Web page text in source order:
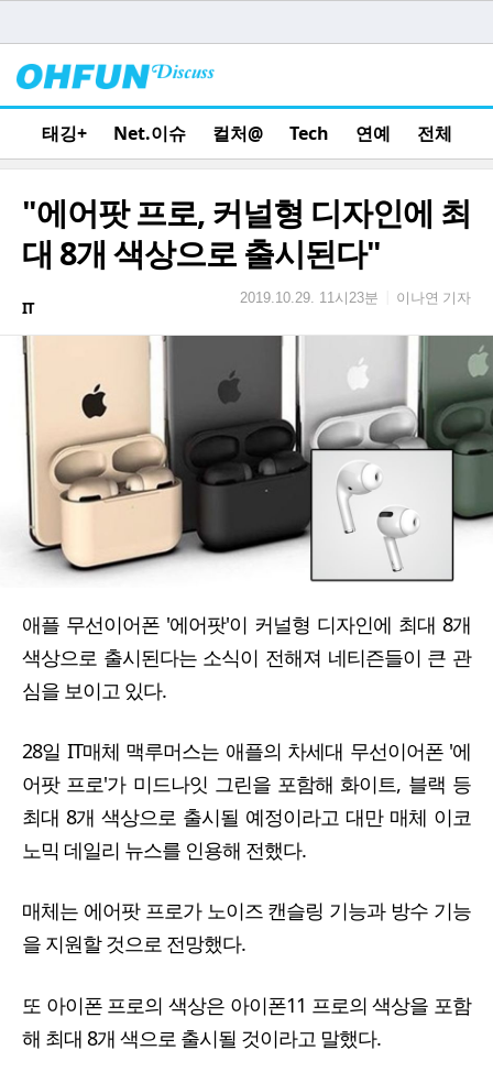
태깅+ Net.이슈 컬처@ Tech 연예 전체
"에어팟 프로, 커널형 디자인에 최
대 8개 색상으로 출시된다"
IT
2019.10.29. 11시23분 이나연 기자
애플 무선이어폰 '에어팟'이 커널형 디자인에 최대 8개
색상으로 출시된다는 소식이 전해져 네티즌들이 큰 관
심을 보이고 있다.
28일 IT매체 맥루머스는 애플의 차세대 무선이어폰 '에
어팟 프로'가 미드나잇 그린을 포함해 화이트, 블랙 등
최대 8개 색상으로 출시될 예정이라고 대만 매체 이코
노믹 데일리 뉴스를 인용해 전했다.
매체는 에어팟 프로가 노이즈 캔슬링 기능과 방수 기능
을 지원할 것으로 전망했다.
또 아이폰 프로의 색상은 아이폰11 프로의 색상을 포함
해 최대 8개 색으로 출시될 것이라고 말했다.